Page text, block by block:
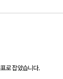
로 잡았습니다.